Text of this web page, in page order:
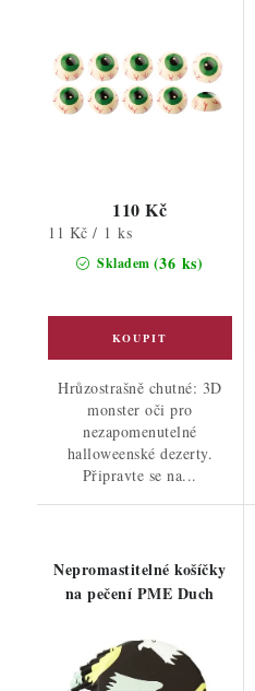
Skladem (36 ks)
110 Kč
Měrná
cena:
11 Kč / 1 ks
Hrůzostrašně chutné: 3D
monster oči pro
nezapomenutelné
halloweenské dezerty.
Připravte se na...
Nepromastitelné košíčky
na pečení PME Duch